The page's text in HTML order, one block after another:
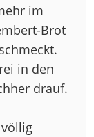
im
Brot
in den
drauf.